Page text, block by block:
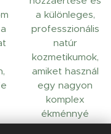
a különleges,
professzionális
natúr
kozmetikumok,
amiket használ
egy nagyon
komplex
ékménnyé
teszik a